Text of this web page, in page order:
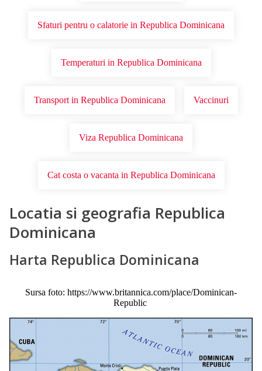
Sfaturi pentru o calatorie in Republica Dominicana
Temperaturi in Republica Dominicana
Transport in Republica Dominicana Vaccinuri
Viza Republica Dominicana
Cat costa o vacanta in Republica Dominicana
Locatia si geografia Republica
Dominicana
Harta Republica Dominicana
Sursa foto: https://www.britannica.com/place/Dominican-
Republic